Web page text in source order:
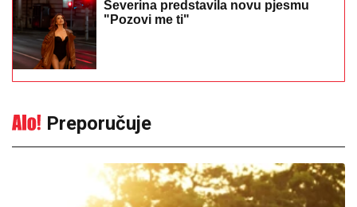
Severina predstavila novu pjesmu
"Pozovi me ti"
Preporučuje